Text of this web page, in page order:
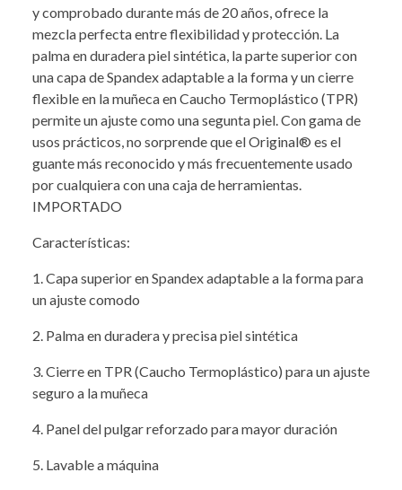
y comprobado durante más de 20 años, ofrece la
mezcla perfecta entre flexibilidad y protección. La
palma en duradera piel sintética, la parte superior con
una capa de Spandex adaptable a la forma y un cierre
flexible en la muñeca en Caucho Termoplástico (TPR)
permite un ajuste como una segunta piel. Con gama de
usos prácticos, no sorprende que el Original® es el
guante más reconocido y más frecuentemente usado
por cualquiera con una caja de herramientas.
IMPORTADO
Características:
1. Capa superior en Spandex adaptable a la forma para
un ajuste comodo
2. Palma en duradera y precisa piel sintética
3. Cierre en TPR (Caucho Termoplástico) para un ajuste
seguro a la muñeca
4. Panel del pulgar reforzado para mayor duración
5. Lavable a máquina